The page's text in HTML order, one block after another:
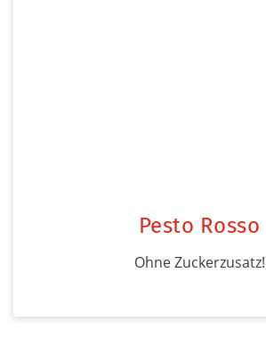
Pesto Rosso
Ohne Zuckerzusatz!